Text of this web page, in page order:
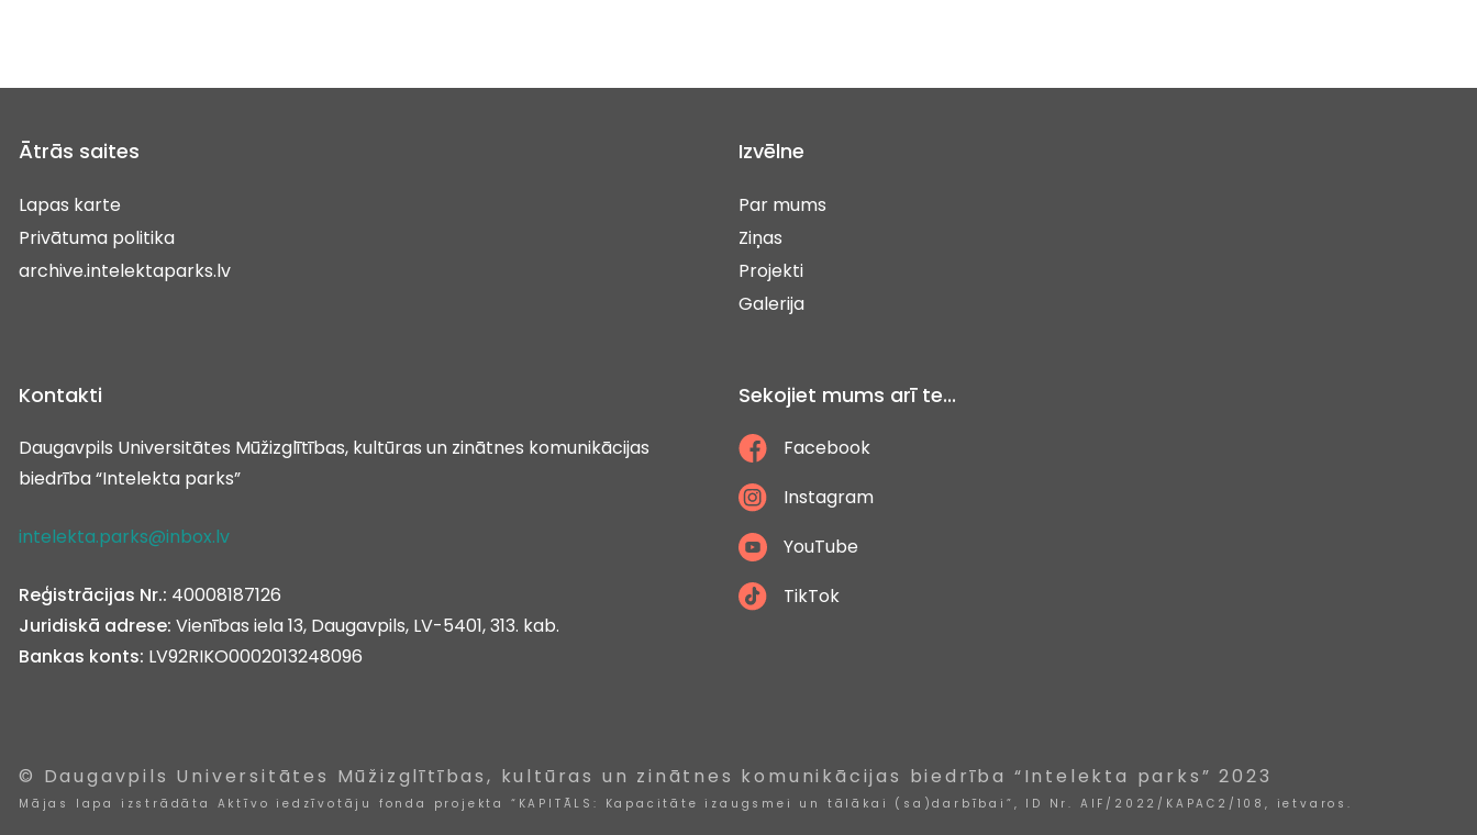
Ātrās saites
Lapas karte
Privātuma politika
archive.intelektaparks.lv
Izvēlne
Par mums
Ziņas
Projekti
Galerija
Kontakti
Daugavpils Universitātes Mūžizglītības, kultūras un zinātnes komunikācijas
biedrība “Intelekta parks”
intelekta.parks@inbox.lv
Reģistrācijas Nr.: 40008187126
Juridiskā adrese: Vienības iela 13, Daugavpils, LV-5401, 313. kab.
Bankas konts: LV92RIKO0002013248096
Sekojiet mums arī te...
Facebook
Instagram
YouTube
TikTok
© Daugavpils Universitātes Mūžizglītības, kultūras un zinātnes komunikācijas biedrība “Intelekta parks” 2023
Mājas lapa izstrādāta Aktīvo iedzīvotāju fonda projekta “KAPITĀLS: Kapacitāte izaugsmei un tālākai (sa)darbībai”, ID Nr. AIF/2022/KAPAC2/108, ietvaros.